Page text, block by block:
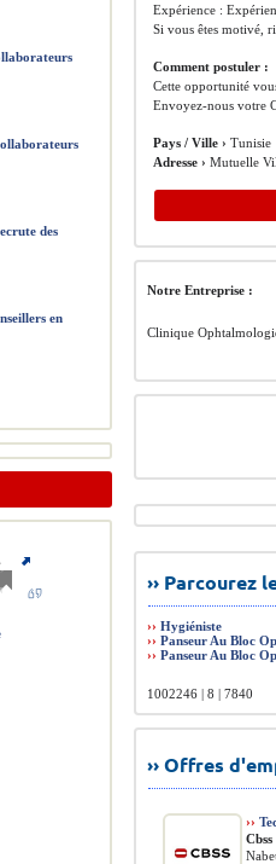
Expérience :
Si vous êtes motivé,
Comment postuler :
Cette opportunité
Envoyez-nous votre
Pays / Ville › Tunisie
Adresse › Mutuelle
Notre Entreprise :
Clinique
››
››Hygiéniste
››Panseur Au Bloc
››Panseur Au Bloc
1002246 | 8 | 7840
›› Offres
››
Cbss
des
en